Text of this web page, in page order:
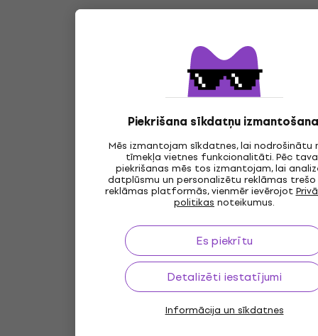
Piekrišana sīkdatņu
Mēs izmantojam sīkdatnes, lai nodrošinātu
tīmekļa vietnes funkcionalitāti. Pēc
piekrišanas mēs tos izmantojam, lai
datplūsmu un personalizētu reklāmas trešo
reklāmas platformās, vienmēr ievērojot
politikas noteikumus.
Es piekrītu
Detalizēti iestatījumi
Informācija un sīkdatnes